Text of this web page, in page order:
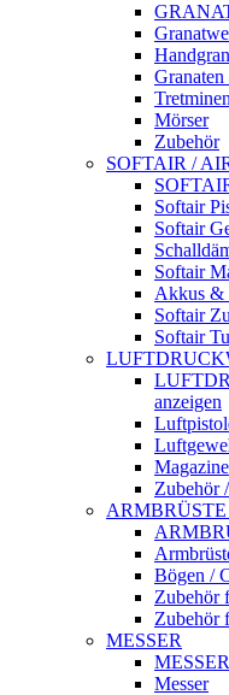
Mörser
Zubehör
SOFTAIR /
Softair
Softair
Softair
Akkus &
Softair
Softair
anzeigen
Magazine
Zubehör
Bögen /
Zubehör
Zubehör
MESSER
Messer